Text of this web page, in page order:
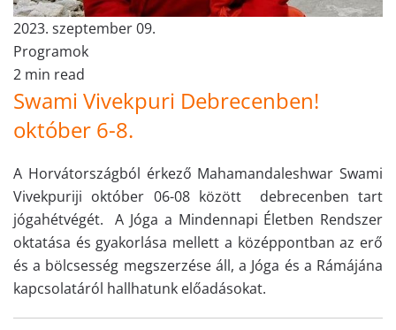
2023. szeptember 09.
Programok
2 min read
Swami Vivekpuri Debrecenben!
október 6-8.
A Horvátországból érkező Mahamandaleshwar Swami
Vivekpuriji október 06-08 között debrecenben tart
jógahétvégét. A Jóga a Mindennapi Életben Rendszer
oktatása és gyakorlása mellett a középpontban az erő
és a bölcsesség megszerzése áll, a Jóga és a Rámájána
kapcsolatáról hallhatunk előadásokat.